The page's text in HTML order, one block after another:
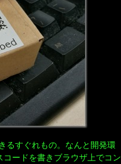
るすぐれもの。なんと開発環
ードを書きブラウザ上でコン